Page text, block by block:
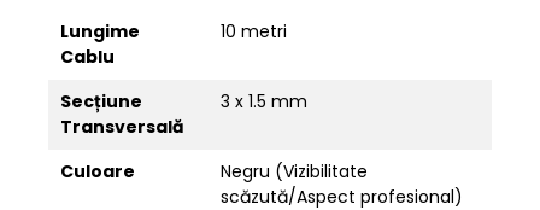
Lungime
Cablu
10 metri
Secțiune
Transversală
3 x 1.5 mm
Culoare
Negru (Vizibilitate
scăzută/Aspect profesional)